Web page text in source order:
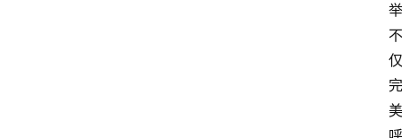
举
不
仅
完
美